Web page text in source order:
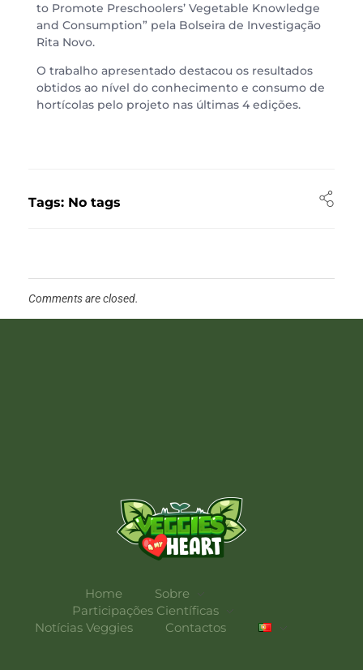
to Promote Preschoolers’ Vegetable Knowledge
and Consumption” pela Bolseira de Investigação
Rita Novo.
O trabalho apresentado destacou os resultados
obtidos ao nível do conhecimento e consumo de
hortícolas pelo projeto nas últimas 4 edições.
Tags: No tags
Comments are closed.
Home
Sobre
Participações Científicas
Notícias Veggies
Contactos